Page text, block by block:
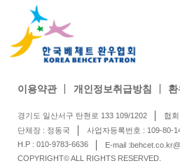
이용약관 개인정보취급방침
경기도 일산서구 탄현로 133 109/1202
협
단체장 : 정동국
사업자등록번호 : 109-80-
H.P : 010-9783-6636
E-mail
COPYRIGHT© ALL RIGHTS RESERVED.